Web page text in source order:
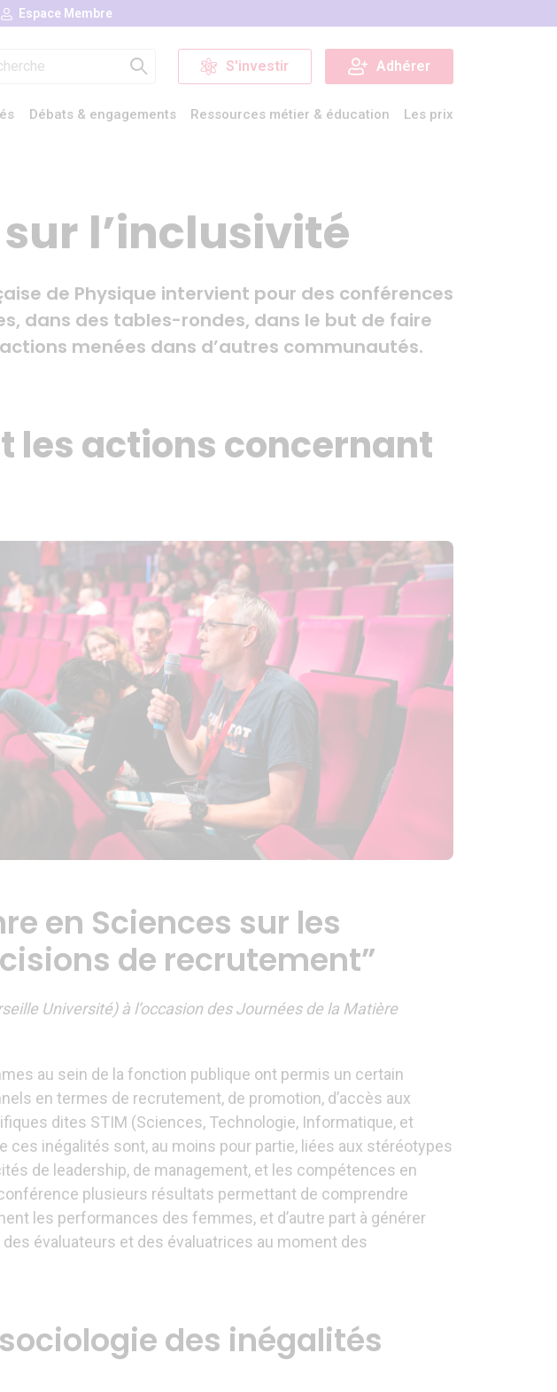
Espace Membre
S'investir Adhérer
Débats & engagements Ressources métier & éducation Les prix
l’inclusivité
de Physique intervient pour des conférences
dans des tables-rondes, dans le but de faire
menées dans d’autres communautés.
les actions concernant
en Sciences sur les
de recrutement”
Université) à l’occasion des Journées de la Matière
au sein de la fonction publique ont permis un certain
en termes de recrutement, de promotion, d’accès aux
dites STIM (Sciences, Technologie, Informatique, et
ces inégalités sont, au moins pour partie, liées aux stéréotypes
de leadership, de management, et les compétences en
plusieurs résultats permettant de comprendre
les performances des femmes, et d’autre part à générer
évaluateurs et des évaluatrices au moment des
des inégalités